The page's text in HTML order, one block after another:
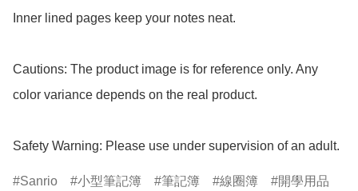
Inner lined pages keep your notes neat.
Cautions: The product image is for reference only. Any
color variance depends on the real product.
Safety Warning: Please use under supervision of an adult.
Sanrio 小型筆記簿 筆記簿 線圈簿
開學用品